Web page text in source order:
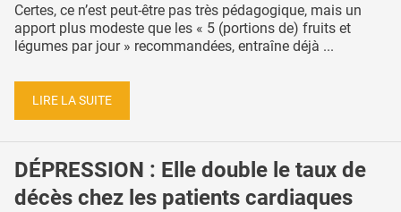
Certes, ce n’est peut-être pas très pédagogique, mais un
apport plus modeste que les « 5 (portions de) fruits et
légumes par jour » recommandées, entraîne déjà ...
LIRE LA SUITE
DÉPRESSION : Elle double le taux de
décès chez les patients cardiaques